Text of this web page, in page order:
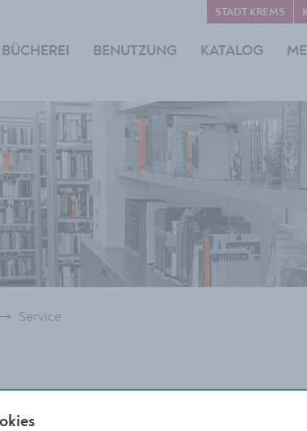
BÜCHEREI BENUTZUNG KATALOG
STADT KREMS
Service